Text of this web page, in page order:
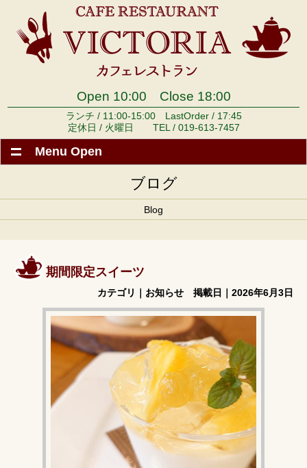
Open 10:00 Close 18:00
ランチ / 11:00-15:00 LastOrder / 17:45
定休日 / 火曜日 TEL / 019-613-7457
Menu Open
ランチ
パーティー
アクセス
ブログ
Blog
期間限定スイーツ
カテゴリ｜ お知らせ 掲載日｜2026年6月3日